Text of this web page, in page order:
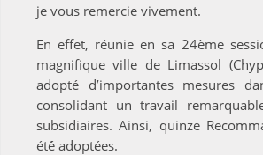
je vous remercie vivement.
En effet, réunie en sa 24ème
magnifique ville de Limassol
adopté d’importantes mesures
consolidant un travail
subsidiaires. Ainsi, quinze
été́ adoptées.